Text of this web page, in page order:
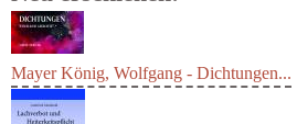
Mayer König, Wolfgang - Dichtungen...